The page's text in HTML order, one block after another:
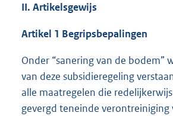
II. Artikelsgewijs
Artikel 1 Begripsbepalingen
Onder “sanering van de bodem”
van deze subsidieregeling
alle maatregelen die
gevergd teneinde verontreiniging